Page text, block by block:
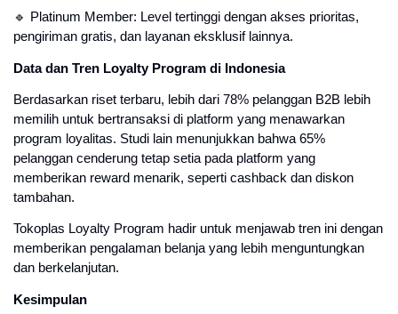
🔹 Platinum Member: Level tertinggi dengan akses prioritas,
pengiriman gratis, dan layanan eksklusif lainnya.
Data dan Tren Loyalty Program di Indonesia
Berdasarkan riset terbaru, lebih dari 78% pelanggan B2B lebih
memilih untuk bertransaksi di platform yang menawarkan
program loyalitas. Studi lain menunjukkan bahwa 65%
pelanggan cenderung tetap setia pada platform yang
memberikan reward menarik, seperti cashback dan diskon
tambahan.
Tokoplas Loyalty Program hadir untuk menjawab tren ini dengan
memberikan pengalaman belanja yang lebih menguntungkan
dan berkelanjutan.
Kesimpulan